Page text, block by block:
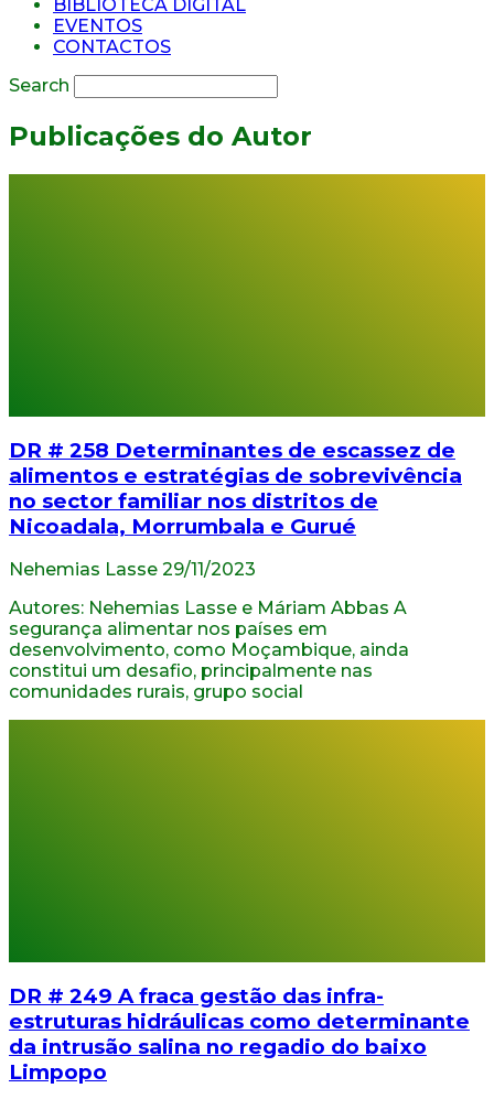
BIBLIOTECA DIGITAL
EVENTOS
CONTACTOS
Search
Publicações do Autor
DR # 258 Determinantes de escassez de
alimentos e estratégias de sobrevivência
no sector familiar nos distritos de
Nicoadala, Morrumbala e Gurué
Nehemias Lasse 29/11/2023
Autores: Nehemias Lasse e Máriam Abbas A
segurança alimentar nos países em
desenvolvimento, como Moçambique, ainda
constitui um desafio, principalmente nas
comunidades rurais, grupo social
DR # 249 A fraca gestão das infra-
estruturas hidráulicas como determinante
da intrusão salina no regadio do baixo
Limpopo